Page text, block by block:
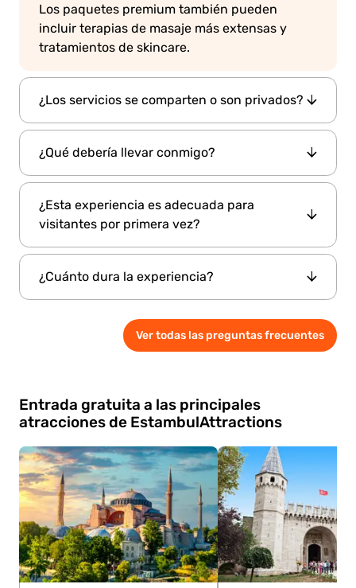
Los paquetes premium también pueden
incluir terapias de masaje más extensas y
tratamientos de skincare.
¿Los servicios se comparten o son privados?
Todos los paquetes se ofrecen como sesiones
privadas, brindando una experiencia
exclusiva y personalizada para personas o
grupos.
¿Qué debería llevar conmigo?
La mayoría de los artículos más necesarios se
proporcionan en el lugar, pero se recomienda
llevar ropa cómoda para después de su
tratamiento.
¿Esta experiencia es adecuada para
visitantes por primera vez?
Sí, es apta para principiantes. Los asistentes
capacitados guían a los visitantes a través de
cómoda y fluida.
¿Cuánto dura la experiencia?
La duración total varía según el paquete y
normalmente oscila entre aproximadamente
Ver todas las preguntas frecuentes
Entrada gratuita a las principales
atracciones de EstambulAttractions